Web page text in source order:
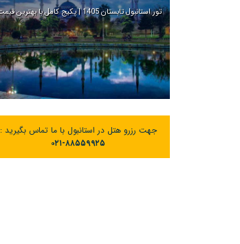
تور استانبول تابستان 1405 | پکیج کامل با بهترین قیمت
جهت رزرو هتل در استانبول با ما تماس بگیرید :
۰۲۱-۸۸۵۵۹۹۲۵